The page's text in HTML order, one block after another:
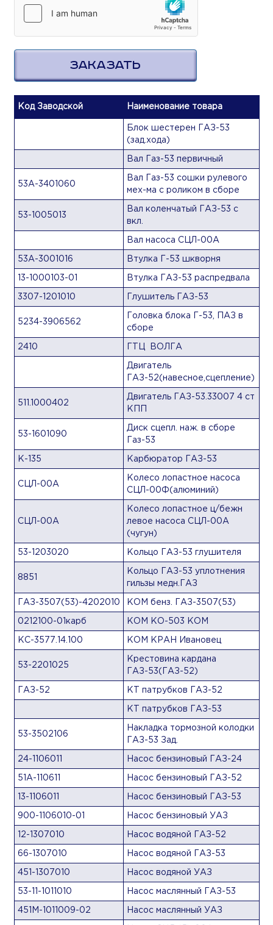
ЗАКАЗАТЬ
Код Заводской Наименование товара
Блок шестерен ГАЗ-53
(зад.хода)
Вал Газ-53 первичный
53А-3401060
Вал Газ-53 сошки рулевого
мех-ма с роликом в сборе
53-1005013
Вал коленчатый ГАЗ-53 с
вкл.
Вал насоса СЦЛ-00А
53А-3001016 Втулка Г-53 шкворня
13-1000103-01 Втулка ГАЗ-53 распредвала
3307-1201010 Глушитель ГАЗ-53
5234-3906562
Головка блока Г-53, ПАЗ в
сборе
2410 ГТЦ ВОЛГА
Двигатель
ГАЗ-52(навесное,сцепление)
511.1000402
Двигатель ГАЗ-53.33007 4 ст
КПП
53-1601090
Диск сцепл. наж. в сборе
Газ-53
К-135 Карбюратор ГАЗ-53
СЦЛ-00А
Колесо лопастное насоса
СЦЛ-00Ф(алюминий)
СЦЛ-00А
Колесо лопастное ц/бежн
левое насоса СЦЛ-00А
(чугун)
53-1203020 Кольцо ГАЗ-53 глушителя
8851
Кольцо ГАЗ-53 уплотнения
гильзы медн.ГАЗ
ГАЗ-3507(53)-4202010 КОМ бенз. ГАЗ-3507(53)
0212100-01карб КОМ КО-503 КОМ
КС-3577.14.100 КОМ КРАН Ивановец
53-2201025
Крестовина кардана
ГАЗ-53(ГАЗ-52)
ГАЗ-52 КТ патрубков ГАЗ-52
КТ патрубков ГАЗ-53
53-3502106
Накладка тормозной колодки
ГАЗ-53 Зад.
24-1106011 Насос бензиновый ГАЗ-24
51А-110611 Насос бензиновый ГАЗ-52
13-1106011 Насос бензиновый ГАЗ-53
900-1106010-01 Насос бензиновый УАЗ
12-1307010 Насос водяной ГАЗ-52
66-1307010 Насос водяной ГАЗ-53
451-1307010 Насос водяной УАЗ
53-11-1011010 Насос маслянный ГАЗ-53
451М-1011009-02 Насос маслянный УАЗ